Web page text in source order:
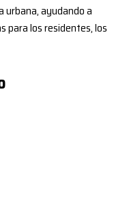
ayudando a
para los residentes, los